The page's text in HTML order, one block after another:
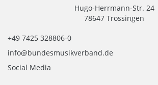
Hugo-Herrmann-Str. 24
78647 Trossingen
+49 7425 328806-0
info@bundesmusikverband.de
Social Media